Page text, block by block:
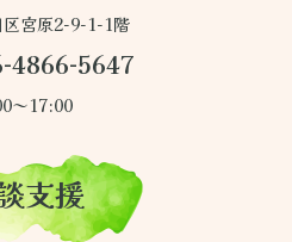
区宮原2-9-1-1階
4866-5647
～17:00
支援